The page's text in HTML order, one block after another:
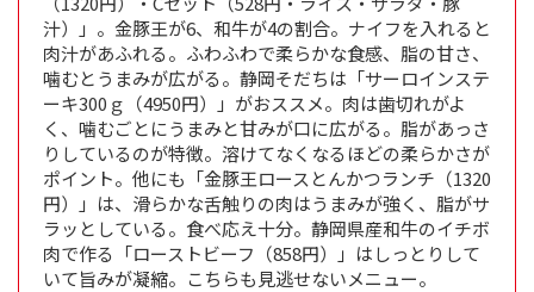
汁）」。金豚王が6、和牛が4の割合。ナイフを入れると
肉汁があふれる。ふわふわで柔らかな食感、脂の甘さ、
噛むとうまみが広がる。静岡そだちは「サーロインステ
ーキ300ｇ（4950円）」がおススメ。肉は歯切れがよ
く、噛むごとにうまみと甘みが口に広がる。脂があっさ
りしているのが特徴。溶けてなくなるほどの柔らかさが
ポイント。他にも「金豚王ロースとんかつランチ（1320
円）」は、滑らかな舌触りの肉はうまみが強く、脂がサ
ラッとしている。食べ応え十分。静岡県産和牛のイチボ
肉で作る「ローストビーフ（858円）」はしっとりして
いて旨みが凝縮。こちらも見逃せないメニュー。